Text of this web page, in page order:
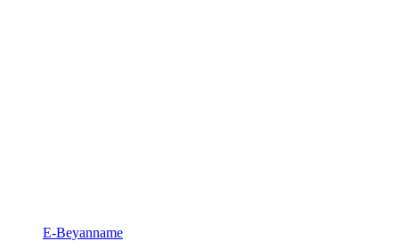
E-Beyanname